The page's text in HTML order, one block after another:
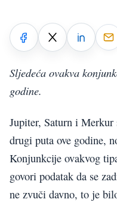
Sljedeća ovakva
godine.
Jupiter, Saturn i
drugi puta ove godine,
Konjunkcije ovakvog
govori podatak da se
ne zvuči davno, to je